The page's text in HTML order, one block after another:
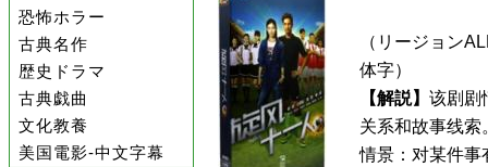
恐怖ホラー
古典名作
歴史ドラマ
古典戯曲
文化教養
美国電影-中文字幕
（リージョン
体字）
【解説】 该剧剧
关系和故事线索
情景：对某件事